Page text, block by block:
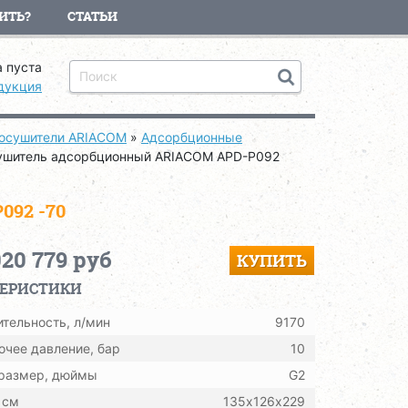
СТАТЬИ
пуста
ARIACOM » Адсорбционные
адсорбционный ARIACOM APD-P092
-70
779 руб КУПИТЬ
л/мин
9170
давление, бар
10
дюймы
G2
см
135х126х229